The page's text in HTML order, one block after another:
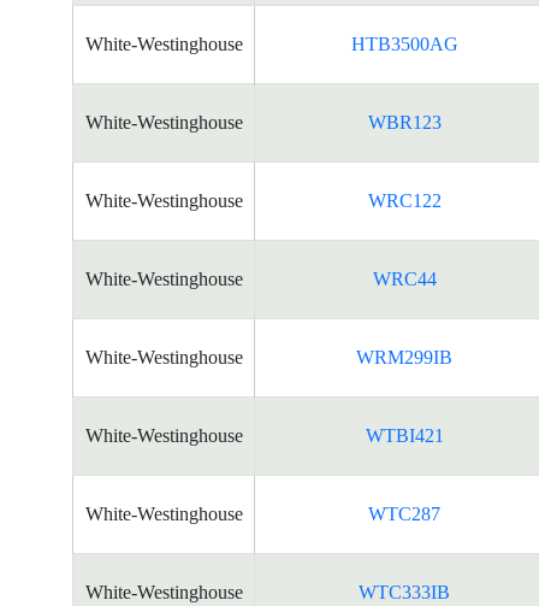
White-Westinghouse HTB3500AG
White-Westinghouse WBR123
White-Westinghouse WRC122
White-Westinghouse WRC44
White-Westinghouse WRM299IB
White-Westinghouse WTBI421
White-Westinghouse WTC287
White-Westinghouse WTC333IB